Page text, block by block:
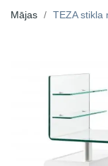
Mājas TEZA stikla